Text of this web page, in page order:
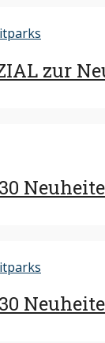
zur